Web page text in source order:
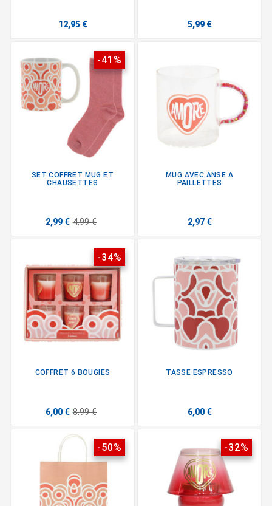
12,95 € 5,99 €
-41%
SET COFFRET MUG ET
CHAUSETTES
2,99 € 4,99 €
MUG AVEC ANSE A
PAILLETTES
2,97 €
-34%
COFFRET 6 BOUGIES
6,00 € 8,99 €
TASSE ESPRESSO
6,00 €
-50% -32%